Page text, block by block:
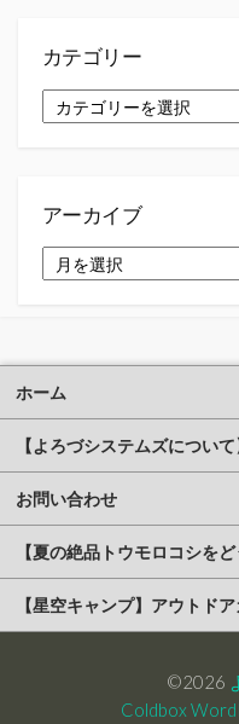
カテゴリー
テ
アーカイブ
ー
ホーム
【よろづシステムズについて
お問い合わせ
【夏の絶品トウモロコシを
【星空キャンプ】アウトド
©2026
Coldbox